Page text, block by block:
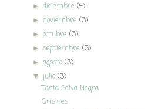
►diciembre (4)
►noviembre (3)
►octubre (3)
►septiembre (3)
►agosto (3)
▼ julio (3)
Tarta Selva Negra
Grisines